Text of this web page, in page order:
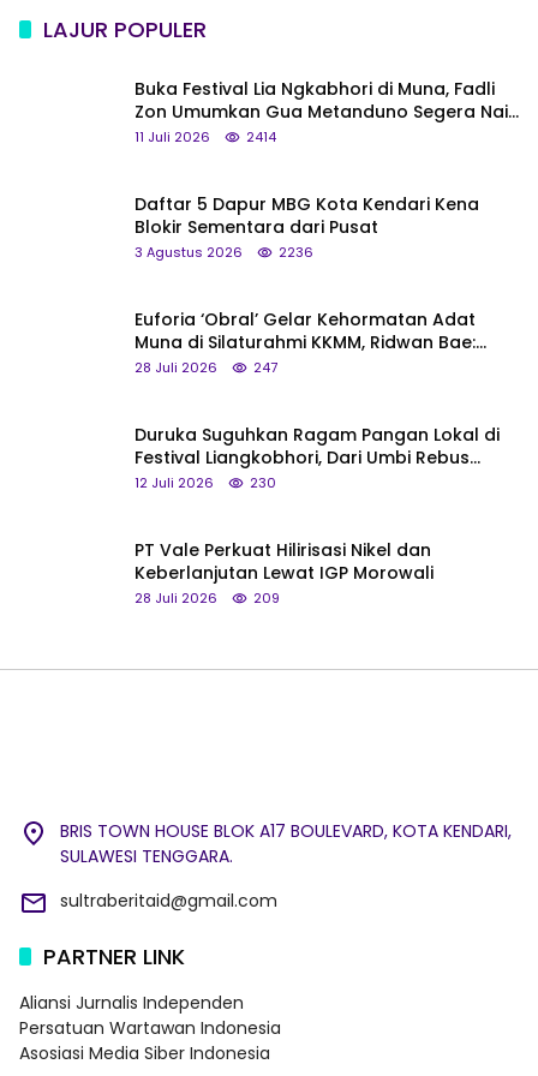
LAJUR POPULER
Buka Festival Lia Ngkabhori di Muna, Fadli
Zon Umumkan Gua Metanduno Segera Naik
Status Jadi Cagar Budaya Nasional
11 Juli 2026 2414
Daftar 5 Dapur MBG Kota Kendari Kena
Blokir Sementara dari Pusat
3 Agustus 2026 2236
Euforia ‘Obral’ Gelar Kehormatan Adat
Muna di Silaturahmi KKMM, Ridwan Bae:
Saya Bukan Tipe Begitu, Belum Pantas!
28 Juli 2026 247
Duruka Suguhkan Ragam Pangan Lokal di
Festival Liangkobhori, Dari Umbi Rebus
hingga Tumpeng Beras Muna
12 Juli 2026 230
PT Vale Perkuat Hilirisasi Nikel dan
Keberlanjutan Lewat IGP Morowali
28 Juli 2026 209
BRIS TOWN HOUSE BLOK A17 BOULEVARD, KOTA KENDARI,
SULAWESI TENGGARA.
sultraberitaid@gmail.com
PARTNER LINK
Aliansi Jurnalis Independen
Persatuan Wartawan Indonesia
Asosiasi Media Siber Indonesia